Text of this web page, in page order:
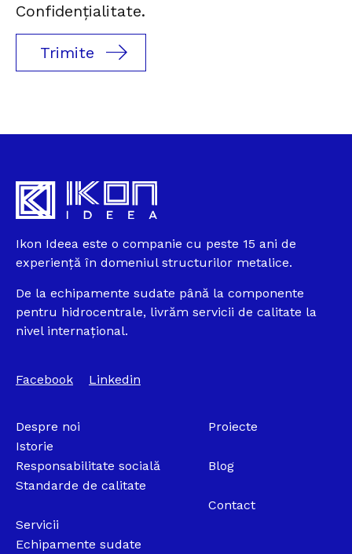
Confidențialitate.
Trimite
Ikon Ideea este o companie cu peste 15 ani de
experiență în domeniul structurilor metalice.
De la echipamente sudate până la componente
pentru hidrocentrale, livrăm servicii de calitate la
nivel internațional.
Facebook Linkedin
Despre noi
Istorie
Responsabilitate socială
Standarde de calitate
Servicii
Echipamente sudate
Proiecte
Blog
Contact